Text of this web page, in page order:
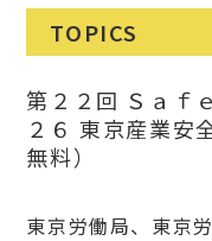
TOPICS
第２２回 Ｓａｆ
２６ 東京産業安
無料）
東京労働局、東京